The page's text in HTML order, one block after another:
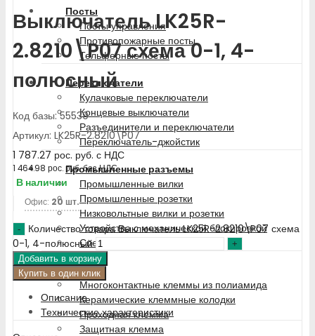
Посты
Посты управления
Противопожарные посты
Тельферные посты
Переключатели
Кулачковые переключатели
Концевые выключатели
Разъединители и переключатели
Переключатель-джойстик
Промышленные разъемы
Промышленные вилки
Промышленные розетки
Низковольтные вилки и розетки
Устройства с механической блокировкой
Специальные наборы
Клемма
Многоконтактные клеммы из полиамида
Керамические клеммные колодки
Проходная клемма
Защитная клемма
Выключатель LK25R-
2.8210\P07 схема 0-1, 4-
полюсный
Код базы: 55539
Артикул: LK25R-2.8210\P07
1 787.27 рос. руб. с НДС
1 464.98 рос. руб.без НДС
В наличии
Офис: 20 шт.
Количество товара Выключатель LK25R-2.8210\P07 схема
0-1, 4-полюсный
Добавить в корзину
Купить в один клик
Описание
Технические характеристики